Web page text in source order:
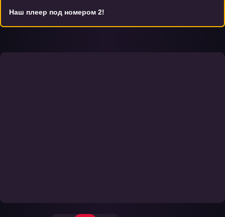
Наш плеер под номером 2!